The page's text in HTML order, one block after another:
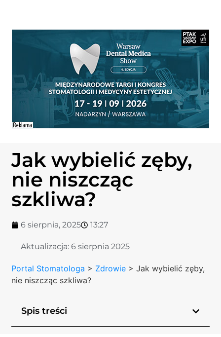
Jak wybielić zęby,
nie niszcząc
szkliwa?
6 sierpnia, 2025 13:27
Aktualizacja:6 sierpnia 2025
Portal Stomatologa > Zdrowie >Jak wybielić zęby,
nie niszcząc szkliwa?
Spis treści